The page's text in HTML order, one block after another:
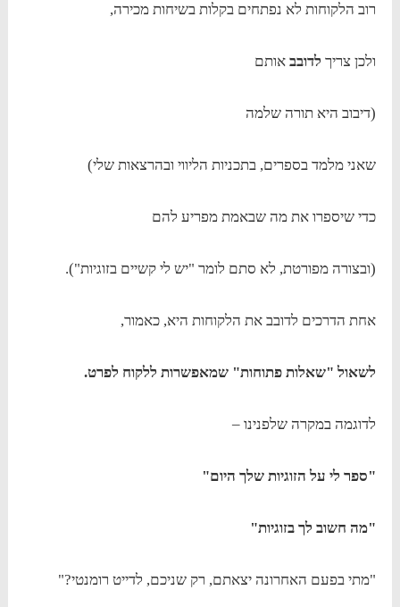
רוב הלקוחות לא נפתחים בקלות בשיחות מכירה,
ולכן צריך לדובב אותם
(דיבוב היא תורה שלמה
שאני מלמד בספרים, בתכניות הליווי ובהרצאות שלי)
כדי שיספרו את מה שבאמת מפריע להם
(ובצורה מפורטת, לא סתם לומר "יש לי קשיים בזוגיות").
אחת הדרכים לדובב את הלקוחות היא, כאמור,
לשאול "שאלות פתוחות" שמאפשרות ללקוח לפרט.
לדוגמה במקרה שלפנינו –
"ספר לי על הזוגיות שלך היום"
"מה חשוב לך בזוגיות"
"מתי בפעם האחרונה יצאתם, רק שניכם, לדייט רומנטי?"